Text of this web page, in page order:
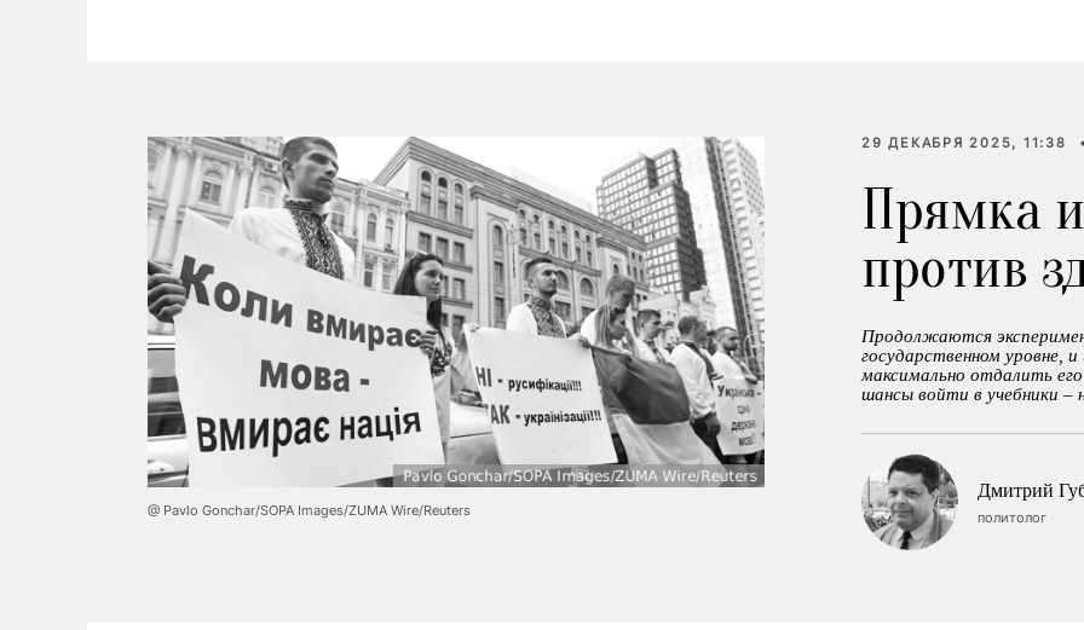
@ Pavlo Gonchar/SOPA Images/ZUMA Wire/Reuters
29 ДЕКАБРЯ 2025, 11:38
Прямка
против
Продолжаются
государственном уровне,
максимально отдалить
шансы войти в учебники –
Дмитрий
политолог